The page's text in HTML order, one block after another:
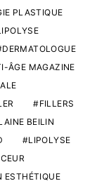
PLASTIQUE
DERMATOLOGUE
ÂGE MAGAZINE
FILLERS
BEILIN
LIPOLYSE
ESTHÉTIQUE